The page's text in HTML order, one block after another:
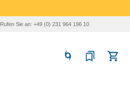
Rufen Sie an: +49 (0) 231 964 196 10